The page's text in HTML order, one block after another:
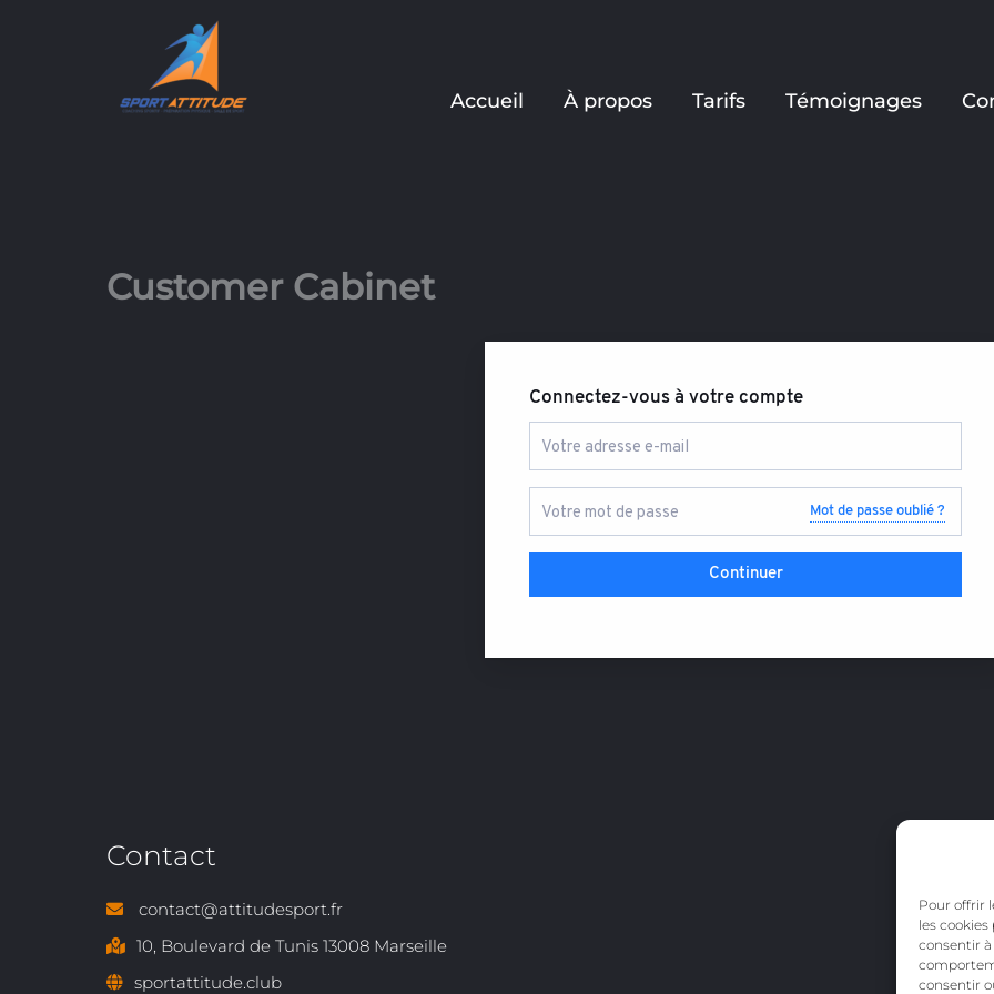
Pour offrir
les
consentir
consentir
Accueil À propos Tarifs Témoignages
Customer Cabinet
Connectez-vous à votre compte
Mot de passe oublié ?
Continuer
Contact
contact@attitudesport.fr
10, Boulevard de Tunis 13008 Marseille
sportattitude.club